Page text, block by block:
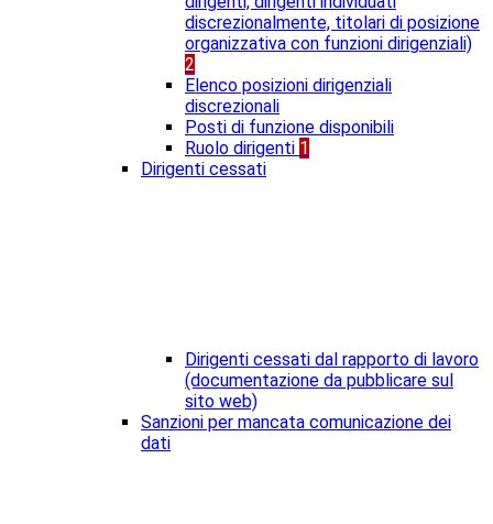
discrezionalmente, titolari di posizione
organizzativa con funzioni dirigenziali)
2
Elenco posizioni dirigenziali
discrezionali
Posti di funzione disponibili
Ruolo dirigenti 1
Dirigenti cessati
Dirigenti cessati dal rapporto di lavoro
(documentazione da pubblicare sul
sito web)
Sanzioni per mancata comunicazione dei
dati